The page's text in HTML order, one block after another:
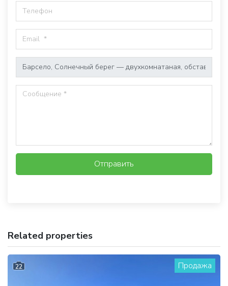
Отправить
Related properties
22 Продажа